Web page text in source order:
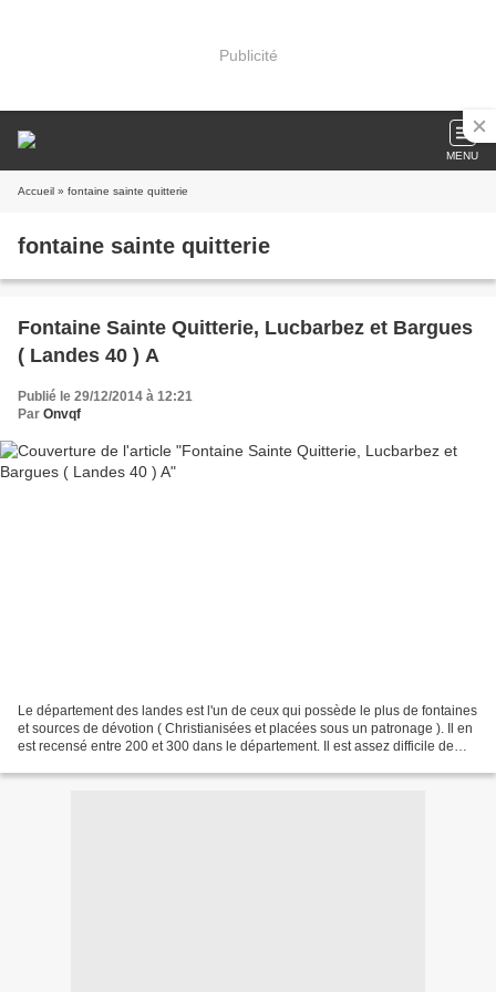
Publicité
MENU
Accueil » fontaine sainte quitterie
fontaine sainte quitterie
Fontaine Sainte Quitterie, Lucbarbez et Bargues
( Landes 40 ) A
Publié le 29/12/2014 à 12:21
Par Onvqf
Le département des landes est l'un de ceux qui possède le plus de fontaines
et sources de dévotion ( Christianisées et placées sous un patronage ). Il en
est recensé entre 200 et 300 dans le département. Il est assez difficile de